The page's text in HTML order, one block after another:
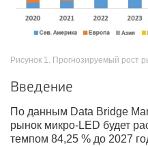
Рисунок 1. Прогнозируемый рост
Введение
По данным Data Bridge
рынок микро-LED будет
темпом 84,25 % до 2027